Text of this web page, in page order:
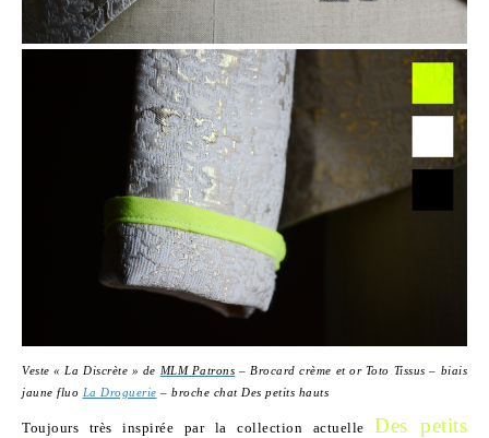
Veste « La Discrète » de MLM Patrons – Brocard crème et or Toto Tissus – biais
jaune fluo La Droguerie – broche chat Des petits hauts
Toujours très inspirée par la collection actuelle Des petits